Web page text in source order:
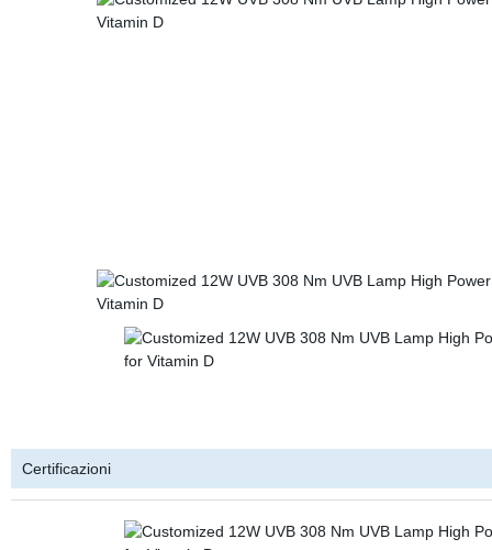
Certificazioni